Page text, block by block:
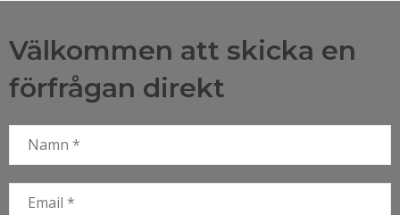
Välkommen att skicka en
förfrågan direkt